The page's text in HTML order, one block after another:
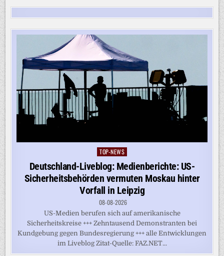
Posted
in
TOP-NEWS
Deutschland-Liveblog: Medienberichte: US-
Sicherheitsbehörden vermuten Moskau hinter
Vorfall in Leipzig
08-08-2026
US-Medien berufen sich auf amerikanische
Sicherheitskreise +++ Zehntausend Demonstranten bei
Kundgebung gegen Bundesregierung +++ alle Entwicklungen
im Liveblog Zitat-Quelle: FAZ.NET...